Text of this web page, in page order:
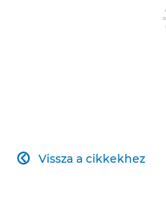
SUPER 35 MM-ES ÉRZÉKELŐ
TÁMOGATOTT FUNKCIÓK
Vissza a cikkekhez
